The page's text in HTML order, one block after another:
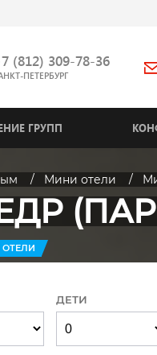
(812) 309-78-36
ПЕТЕРБУРГ
ГРУПП
Мини отели
ДЕТИ